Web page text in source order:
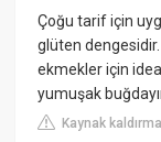
Çoğu tarif için
glüten
ekmekler için
yumuşak
Kaynak